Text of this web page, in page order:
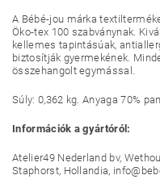
A Bébé-jou márka
Öko-tex 100 szabványnak.
kellemes tapintásúak,
biztosítják gyermekének.
összehangolt egymással.
Súly: 0,362 kg. Anyaga 70%
Információk a gyártóról:
Atelier49 Nederland bv,
Staphorst, Hollandia,